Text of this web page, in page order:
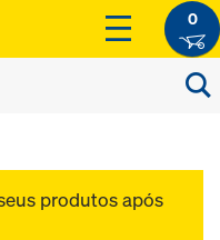
0
produtos após